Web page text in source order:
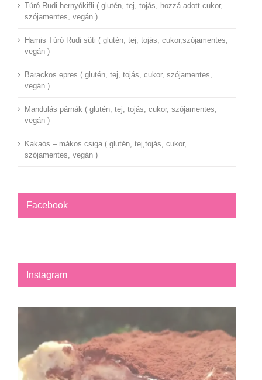
Túró Rudi hernyókifli ( glutén, tej, tojás, hozzá adott cukor,
szójamentes, vegán )
Hamis Túró Rudi süti ( glutén, tej, tojás, cukor,szójamentes,
vegán )
Barackos epres ( glutén, tej, tojás, cukor, szójamentes,
vegán )
Mandulás párnák ( glutén, tej, tojás, cukor, szójamentes,
vegán )
Kakaós – mákos csiga ( glutén, tej,tojás, cukor,
szójamentes, vegán )
Facebook
Instagram